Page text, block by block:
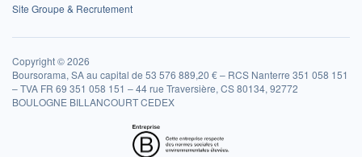
Site Groupe & Recrutement
Copyright © 2026
Boursorama, SA au capital de 53 576 889,20 € – RCS Nanterre 351 058 151
– TVA FR 69 351 058 151 – 44 rue Traversière, CS 80134, 92772
BOULOGNE BILLANCOURT CEDEX